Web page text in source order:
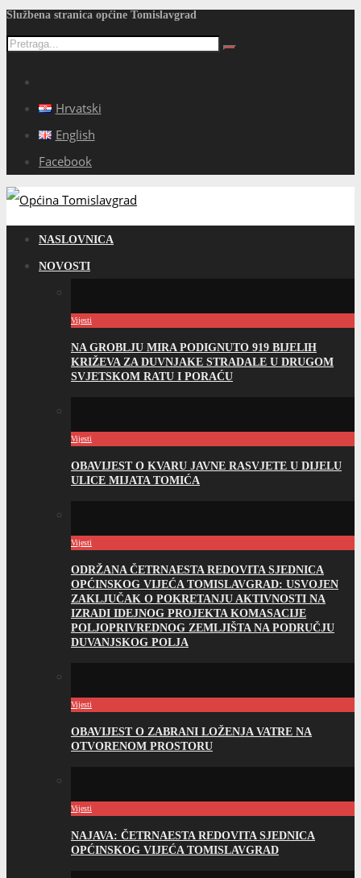
Službena stranica općine Tomislavgrad
Hrvatski
English
Facebook
NASLOVNICA
NOVOSTI
Vijesti
NA GROBLJU MIRA PODIGNUTO 919 BIJELIH
KRIŽEVA ZA DUVNJAKE STRADALE U DRUGOM
SVJETSKOM RATU I PORAĆU
Vijesti
OBAVIJEST O KVARU JAVNE RASVJETE U DIJELU
ULICE MIJATA TOMIĆA
Vijesti
ODRŽANA ČETRNAESTA REDOVITA SJEDNICA
OPĆINSKOG VIJEĆA TOMISLAVGRAD: USVOJEN
ZAKLJUČAK O POKRETANJU AKTIVNOSTI NA
IZRADI IDEJNOG PROJEKTA KOMASACIJE
POLJOPRIVREDNOG ZEMLJIŠTA NA PODRUČJU
DUVANJSKOG POLJA
Vijesti
OBAVIJEST O ZABRANI LOŽENJA VATRE NA
OTVORENOM PROSTORU
Vijesti
NAJAVA: ČETRNAESTA REDOVITA SJEDNICA
OPĆINSKOG VIJEĆA TOMISLAVGRAD